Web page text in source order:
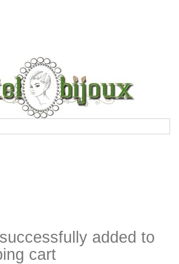
added to
cart